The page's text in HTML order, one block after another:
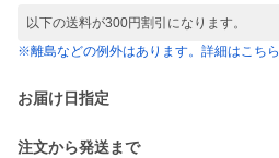
以下の送料が300円割引になります。
※離島などの例外はあります。詳細はこちら
お届け日指定
注文から発送まで